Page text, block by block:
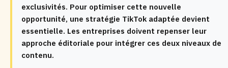
exclusivités. Pour optimiser cette nouvelle
opportunité, une stratégie TikTok adaptée devient
essentielle. Les entreprises doivent repenser leur
approche éditoriale pour intégrer ces deux niveaux de
contenu.